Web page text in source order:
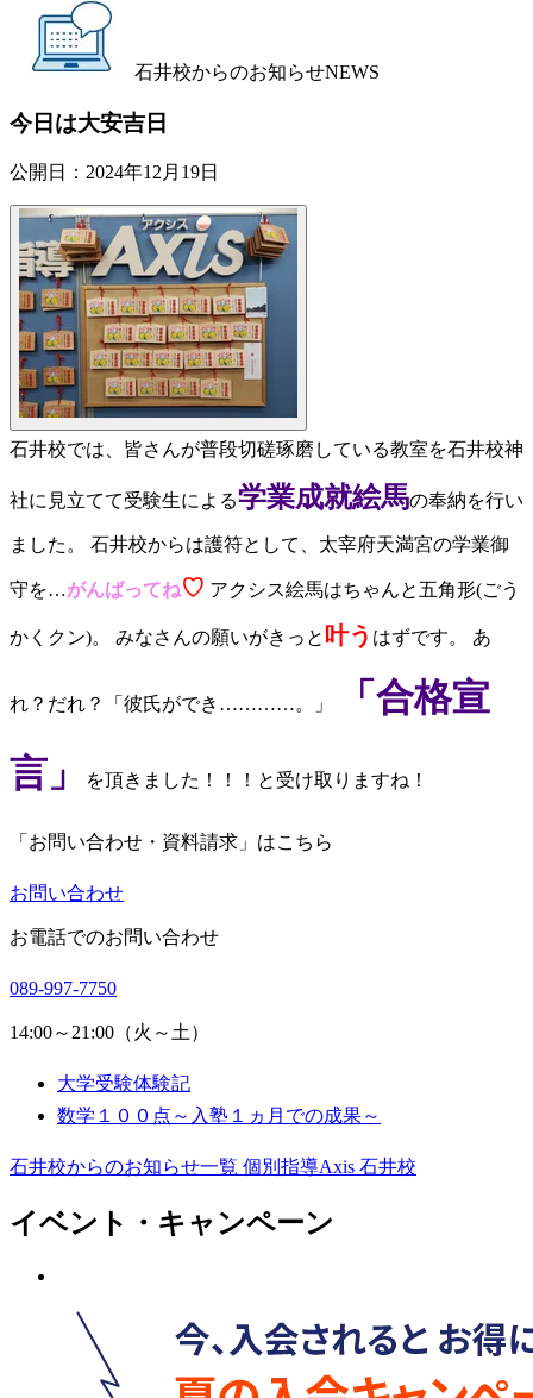
石井校からのお知らせNEWS
今日は大安吉日
公開日： 2024年12月19日
石井校では、皆さんが普段切磋琢磨している教室を石井校神
社に見立てて受験生による学業成就絵馬の奉納を行い
ました。 石井校からは護符として、太宰府天満宮の学業御
守を…がんばってね♡ アクシス絵馬はちゃんと五角形(ごう
かくクン)。 みなさんの願いがきっと 叶う はずです。 あ
れ？だれ？「彼氏ができ…………。」
「合格宣
言」
を頂きました！！！と受け取りますね！
「お問い合わせ・資料請求」はこちら
お問い合わせ
お電話でのお問い合わせ
089-997-7750
14:00～21:00（火～土）
大学受験体験記
数学１００点～入塾１ヵ月での成果～
石井校からのお知らせ一覧 個別指導Axis 石井校
イベント・キャンペーン